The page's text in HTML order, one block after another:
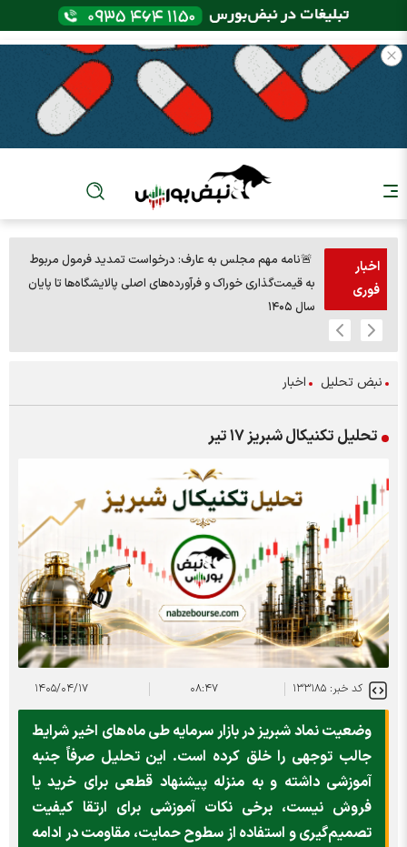
اخبار
فوری
🚨نامه مهم مجلس به عارف: درخواست تمدید فرمول مربوط
به قیمت‌گذاری خوراک و فرآورده‌های اصلی پالایشگاه‌ها تا پایان
سال ۱۴۰۵
نبض تحلیل اخبار
تحلیل تکنیکال شبریز ۱۷ تیر
کد خبر: ۱۳۳۱۸۵ ۰۸:۴۷ ۱۴۰۵/۰۴/۱۷
وضعیت نماد شبریز در بازار سرمایه طی ماه‌های اخیر شرایط
جالب توجهی را خلق کرده است. این تحلیل صرفاً جنبه
آموزشی داشته و به منزله پیشنهاد قطعی برای خرید یا
فروش نیست، برخی نکات آموزشی برای ارتقا کیفیت
تصمیم‌گیری و استفاده از سطوح حمایت، مقاومت در ادامه